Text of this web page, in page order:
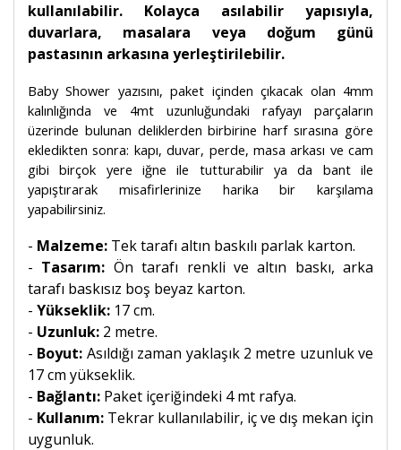
kullanılabilir. Kolayca asılabilir yapısıyla,
duvarlara, masalara veya doğum günü
pastasının arkasına yerleştirilebilir.
Baby Shower yazısını, paket içinden çıkacak olan 4mm
kalınlığında ve 4mt uzunluğundaki rafyayı parçaların
üzerinde bulunan deliklerden birbirine harf sırasına göre
ekledikten sonra: kapı, duvar, perde, masa arkası ve cam
gibi birçok yere iğne ile tutturabilir ya da bant ile
yapıştırarak misafirlerinize harika bir karşılama
yapabilirsiniz.
- Malzeme: Tek tarafı altın baskılı parlak karton.
- Tasarım: Ön tarafı renkli ve altın baskı, arka
tarafı baskısız boş beyaz karton.
- Yükseklik: 17 cm.
- Uzunluk: 2 metre.
- Boyut: Asıldığı zaman yaklaşık 2 metre uzunluk ve
17 cm yükseklik.
- Bağlantı: Paket içeriğindeki 4 mt rafya.
- Kullanım: Tekrar kullanılabilir, iç ve dış mekan için
uygunluk.